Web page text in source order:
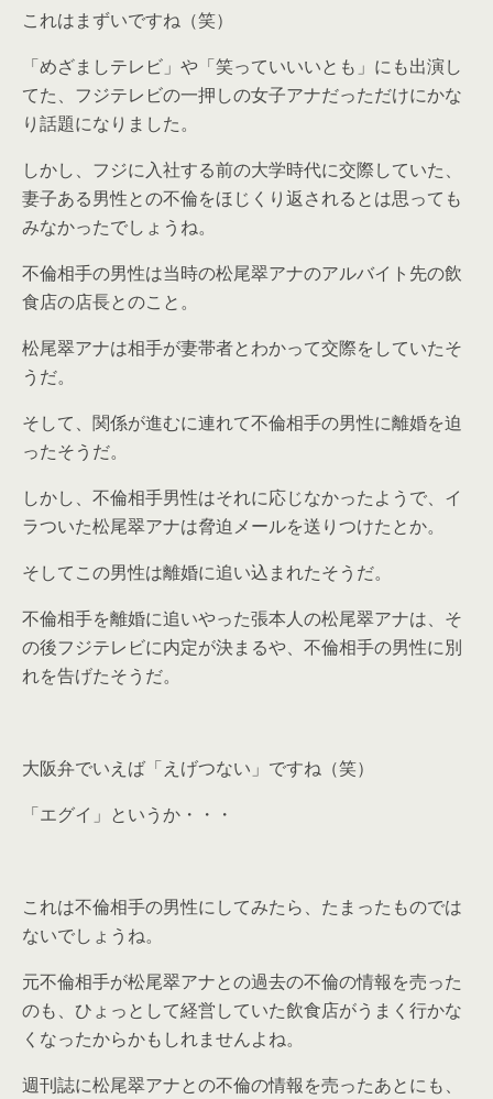
これはまずいですね（笑）
「めざましテレビ」や「笑っていいいとも」にも出演し
てた、フジテレビの一押しの女子アナだっただけにかな
り話題になりました。
しかし、フジに入社する前の大学時代に交際していた、
妻子ある男性との不倫をほじくり返されるとは思っても
みなかったでしょうね。
不倫相手の男性は当時の松尾翠アナのアルバイト先の飲
食店の店長とのこと。
松尾翠アナは相手が妻帯者とわかって交際をしていたそ
うだ。
そして、関係が進むに連れて不倫相手の男性に離婚を迫
ったそうだ。
しかし、不倫相手男性はそれに応じなかったようで、イ
ラついた松尾翠アナは脅迫メールを送りつけたとか。
そしてこの男性は離婚に追い込まれたそうだ。
不倫相手を離婚に追いやった張本人の松尾翠アナは、そ
の後フジテレビに内定が決まるや、不倫相手の男性に別
れを告げたそうだ。
大阪弁でいえば「えげつない」ですね（笑）
「エグイ」というか・・・
これは不倫相手の男性にしてみたら、たまったものでは
ないでしょうね。
元不倫相手が松尾翠アナとの過去の不倫の情報を売った
のも、ひょっとして経営していた飲食店がうまく行かな
くなったからかもしれませんよね。
週刊誌に松尾翠アナとの不倫の情報を売ったあとにも、